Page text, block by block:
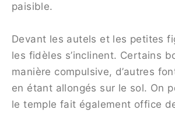
paisible.
Devant les autels et les petites
les fidèles s’inclinent. Certains
manière compulsive, d’autres
en étant allongés sur le sol. On
le temple fait également office